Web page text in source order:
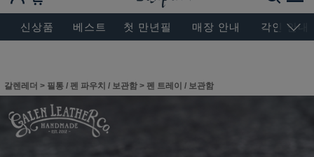
BESEN MASTERPIECE, SINCE 2004
신상품 베스트 첫 만년필 매장 안내 각인 안내
갈렌레더 > 필통 / 펜 파우치 / 보관함 > 펜 트레이 / 보관함